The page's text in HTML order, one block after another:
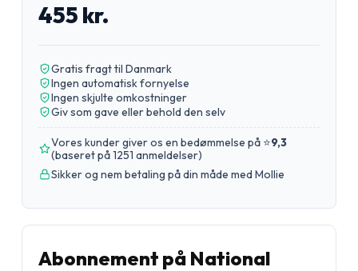
455 kr.
Gratis fragt til Danmark
Ingen automatisk fornyelse
Ingen skjulte omkostninger
Giv som gave eller behold den selv
Vores kunder giver os en bedømmelse på ⭐9,3
(baseret på 1251 anmeldelser)
Sikker og nem betaling på din måde med Mollie
Abonnement på National